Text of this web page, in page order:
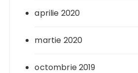
aprilie 2020
martie 2020
octombrie 2019